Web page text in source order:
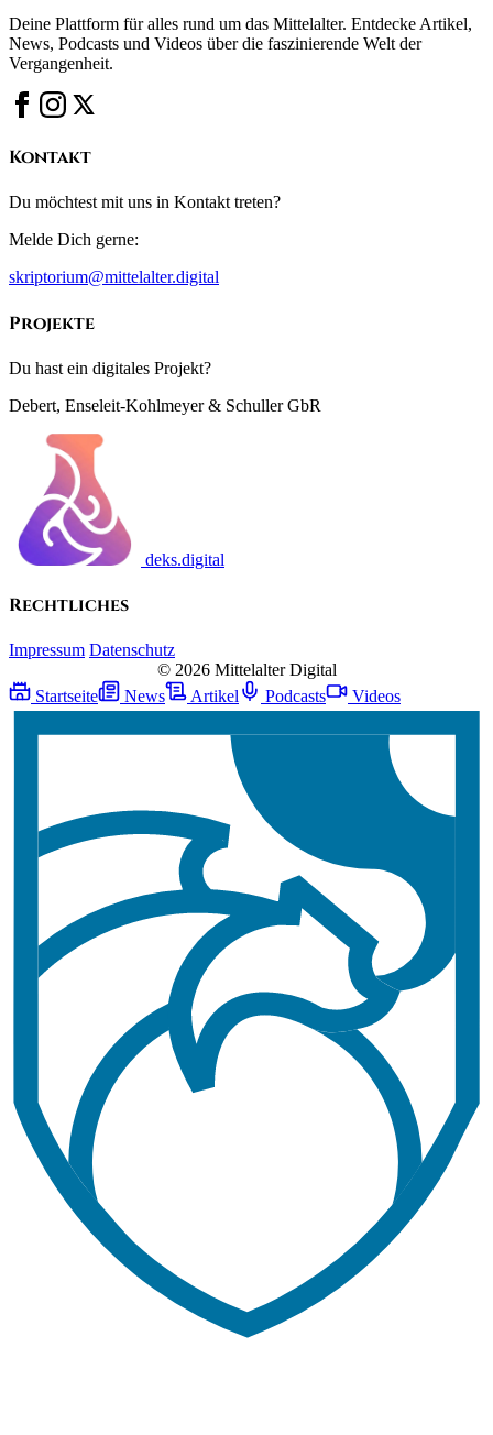
Deine Plattform für alles rund um das Mittelalter. Entdecke Artikel,
News, Podcasts und Videos über die faszinierende Welt der
Vergangenheit.
Kontakt
Du möchtest mit uns in Kontakt treten?
Melde Dich gerne:
skriptorium@mittelalter.digital
Projekte
Du hast ein digitales Projekt?
Debert, Enseleit-Kohlmeyer & Schuller GbR
deks.digital
Rechtliches
Impressum Datenschutz
© 2026 Mittelalter Digital
Startseite
News Artikel Podcasts Videos